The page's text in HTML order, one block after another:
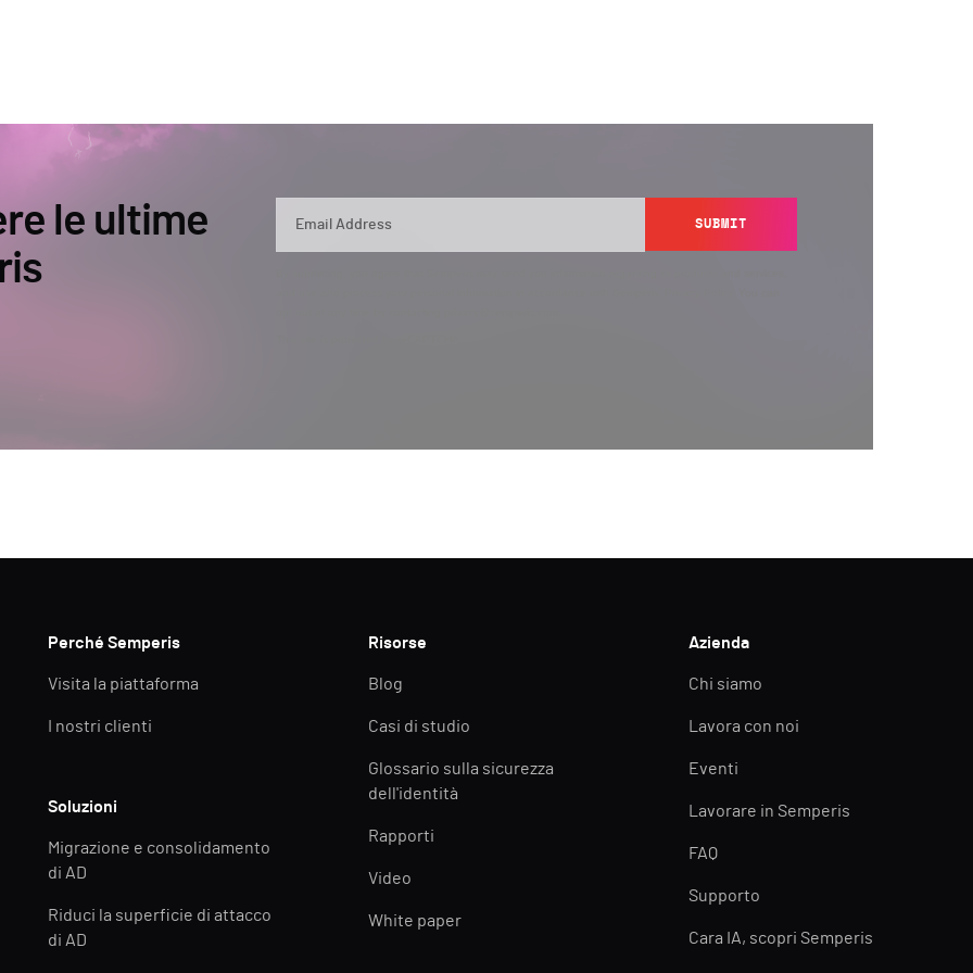
le ultime
SUBMIT
Perché Semperis
Visita la piattaforma
I nostri clienti
Soluzioni
Migrazione e consolidamento
di AD
Riduci la superficie di attacco
di AD
Risorse
Blog
Casi di studio
Glossario sulla sicurezza
dell'identità
Rapporti
Video
White paper
Azienda
Chi siamo
Lavora con noi
Eventi
Lavorare in Semperis
FAQ
Supporto
Cara IA, scopri Semperis